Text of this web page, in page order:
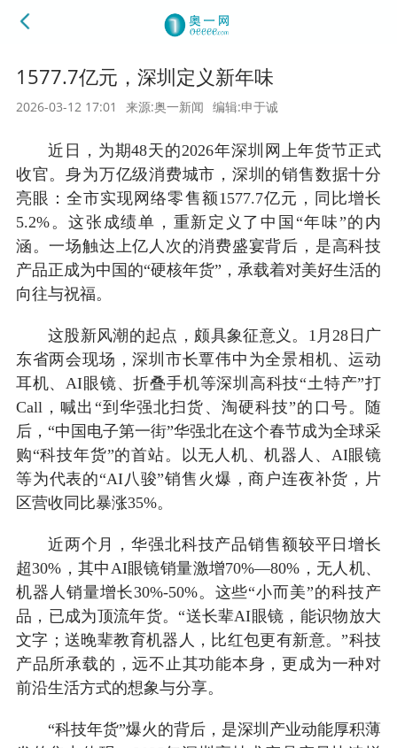
1577.7亿元，深圳定义新年味
2026-03-12 17:01 来源:奥一新闻 编辑:申于诚
近日，为期48天的2026年深圳网上年货节正式
收官。身为万亿级消费城市，深圳的销售数据十分
亮眼：全市实现网络零售额1577.7亿元，同比增长
5.2%。这张成绩单，重新定义了中国“年味”的内
涵。一场触达上亿人次的消费盛宴背后，是高科技
产品正成为中国的“硬核年货”，承载着对美好生活的
向往与祝福。
这股新风潮的起点，颇具象征意义。1月28日广
东省两会现场，深圳市长覃伟中为全景相机、运动
耳机、AI眼镜、折叠手机等深圳高科技“土特产”打
Call，喊出“到华强北扫货、淘硬科技”的口号。随
后，“中国电子第一街”华强北在这个春节成为全球采
购“科技年货”的首站。以无人机、机器人、AI眼镜
等为代表的“AI八骏”销售火爆，商户连夜补货，片
区营收同比暴涨35%。
近两个月，华强北科技产品销售额较平日增长
超30%，其中AI眼镜销量激增70%—80%，无人机、
机器人销量增长30%-50%。这些“小而美”的科技产
品，已成为顶流年货。“送长辈AI眼镜，能识物放大
文字；送晚辈教育机器人，比红包更有新意。”科技
产品所承载的，远不止其功能本身，更成为一种对
前沿生活方式的想象与分享。
“科技年货”爆火的背后，是深圳产业动能厚积薄